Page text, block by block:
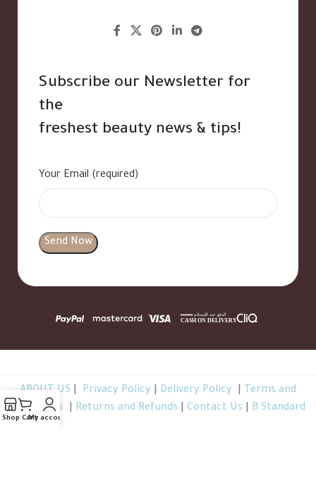
Subscribe our Newsletter for
the
freshest beauty news & tips!
Your Email (required)
ABOUT US Privacy Policy Delivery Policy
Terms and
Conditions
Returns and Refunds Contact Us B Standard
Shop Cart
My account